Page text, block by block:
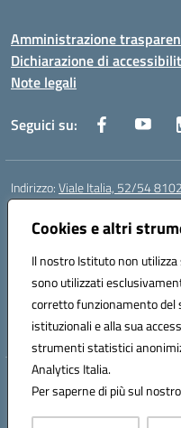
Cookies e altri
Il nostro Istituto non
sono utilizzati
corretto funzionamento del
istituzionali e alla sua
strumenti statistici
Analytics Italia.
Per saperne di più sul
Amministrazione
Dichiarazione di
Note legali
Seguici su:
Indirizzo:Viale Italia, 52/54
Centralino:
Posta elettronica certificata
Codice fiscale: 93081990611
Codice meccanografico:
Codice Indice delle Pubbliche
Codice unico di fatturazione
Hosting &
Concept &